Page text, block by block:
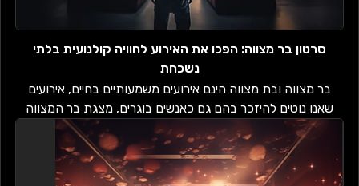
סרטון בר מצווה: הפכו את האירוע לחוויה קולנועית בלתי
נשכחת
בר מצווה ובת מצווה הינם אירועים משמעותיים בחיים, אירועים
שאנו נוטים להיזכר בהם גם כאנשים בוגרים, מצגת בר המצווה
שלנו היא בדיוק מסוג הדברים